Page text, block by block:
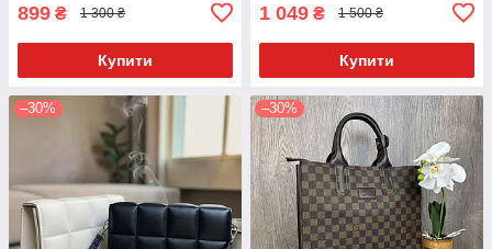
899 ₴ 1 300 ₴
Купити
1 049 ₴ 1 500 ₴
Купити
–30% –30%